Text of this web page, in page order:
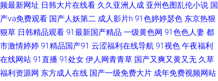
刺激 毛片搬运工 91n女在线 大香蕉A 五月天成人电影导航 92精品福利 免费
观看成人18 91TS在线 丁香五月涩五月 伊人涩大香蕉 黄色网入口站网址 伊
人久久五月 国产人妻精品在线 婷婷精品久久 操人妖屁眼 日韩精彩视频 91蝌
频最新网址 日韩大片在线看 久久亚洲人成 亚州色图乱伦小说 国
产va免费观看 国产人妖第二 成人影片h 91色婷婷瑟色 东京热狠
狠草 日韩精品观看 91最新国产精品 一级黄色网 91色色人妻 都
市激情婷婷 91精品国产91 云涩福利在线导航 91视色 午夜福利
在线网站 91直播 91处女 伊人网青青草 国产又爽又黄又无 久草
福利资源网 东方成人在线 国产一级免费大片 成年免费视频网站